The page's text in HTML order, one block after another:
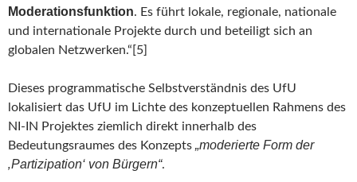
Moderationsfunktion. Es führt lokale, regionale, nationale
und internationale Projekte durch und beteiligt sich an
globalen Netzwerken.“[5]
Dieses programmatische Selbstverständnis des UfU
lokalisiert das UfU im Lichte des konzeptuellen Rahmens des
NI-IN Projektes ziemlich direkt innerhalb des
Bedeutungsraumes des Konzepts „moderierte Form der
‚Partizipation‘ von Bürgern“.